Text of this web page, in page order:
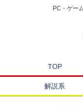
PC・ゲー
TOP
解説系